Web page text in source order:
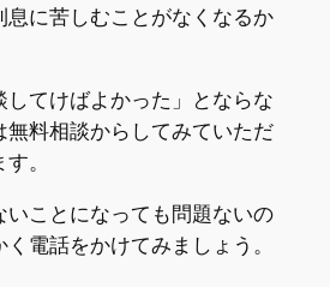
息に苦しむことがなくなるか
してけばよかった」とならな
無料相談からしてみていただ
。
いことになっても問題ないの
電話をかけてみましょう。